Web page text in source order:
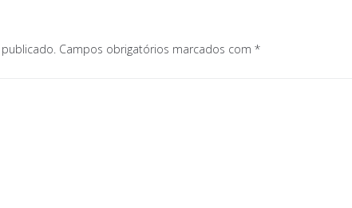
Campos obrigatórios marcados com *